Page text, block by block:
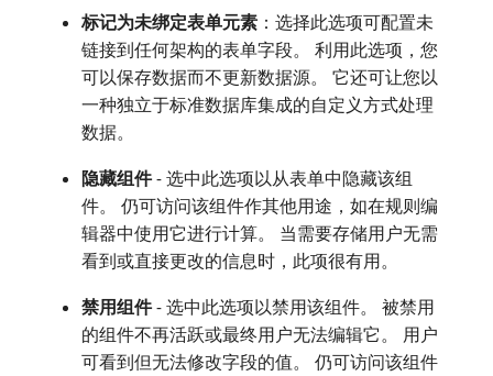
标记为未绑定表单元素 ：选择此选项可配置未
链接到任何架构的表单字段。 利用此选项，您
可以保存数据而不更新数据源。 它还可让您以
一种独立于标准数据库集成的自定义方式处理
数据。
隐藏组件- 选中此选项以从表单中隐藏该组
件。 仍可访问该组件作其他用途，如在规则编
辑器中使用它进行计算。 当需要存储用户无需
看到或直接更改的信息时，此项很有用。
禁用组件- 选中此选项以禁用该组件。 被禁用
的组件不再活跃或最终用户无法编辑它。 用户
可看到但无法修改字段的值。 仍可访问该组件